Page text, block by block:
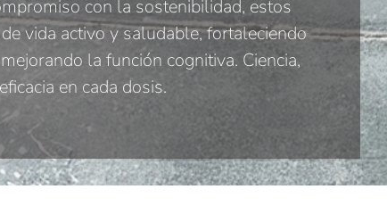
con la sostenibilidad, estos
vida activo y saludable, fortaleciendo
la función cognitiva. Ciencia,
en cada dosis.